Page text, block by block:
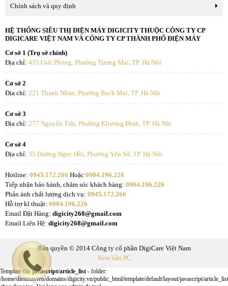
Chính sách và quy định
HỆ THỐNG SIÊU THỊ ĐIỆN MÁY DIGICITY THUỘC CÔNG TY CP
DIGICARE VIỆT NAM VÀ CÔNG TY CP THÀNH PHỐ ĐIỆN MÁY
Cơ sở 1 (Trụ sở chính)
Địa chỉ: 435 Giải Phóng, Phường Tương Mai, TP. Hà Nội
Cơ sở 2
Địa chỉ: 221 Thanh Nhàn, Phường Bạch Mai, TP. Hà Nội
Cơ sở 3
Địa chỉ: 277 Nguyễn Trãi, Phường Khương Đình, TP. Hà Nội
Cơ sở 4
Địa chỉ: 35 Đường Ngọc Hồi, Phường Yên Sở, TP. Hà Nội
Hotline: 0945.172.266 Hoặc 0904.196.226
Tiếp nhận bảo hành, chăm sóc khách hàng: 0904.196.226
Phản ánh chất lượng dịch vụ: 0945.172.266
Hỗ trợ kĩ thuật: 0904.196.226
Email Đặt Hàng: digicity268@gmail.com
Email Liên Hệ: digicity268@gmail.com
Bản quyền © 2014 Công ty cổ phần DigiCare Việt Nam
Xem bản PC
Template filejavascript/article_list - folder:
/home/dienmayren/domains/digicity.vn/public_html/template/default/layout/javascript/